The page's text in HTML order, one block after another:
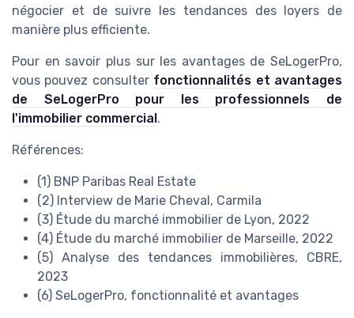
négocier et de suivre les tendances des loyers de
manière plus efficiente.
Pour en savoir plus sur les avantages de SeLogerPro,
vous pouvez consulter fonctionnalités et avantages
de SeLogerPro pour les professionnels de
l'immobilier commercial.
Références:
(1) BNP Paribas Real Estate
(2) Interview de Marie Cheval, Carmila
(3) Étude du marché immobilier de Lyon, 2022
(4) Étude du marché immobilier de Marseille, 2022
(5) Analyse des tendances immobilières, CBRE,
2023
(6) SeLogerPro, fonctionnalité et avantages